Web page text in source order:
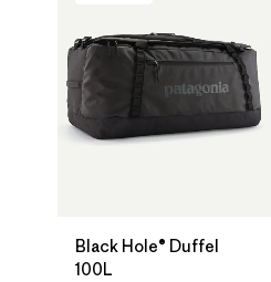
Black Hole® Duffel
100L